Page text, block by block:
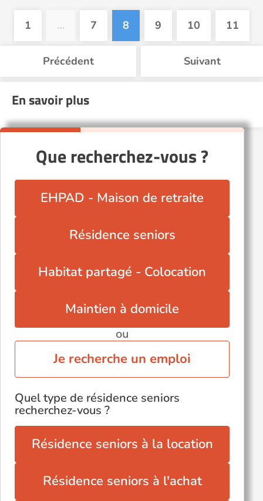
1 … 7 8 9 10 11
Précédent Suivant
En savoir plus
Que recherchez-vous ?
EHPAD - Maison de retraite
Résidence seniors
Habitat partagé - Colocation
Maintien à domicile
ou
Je recherche un emploi
Quel type de résidence seniors
recherchez-vous ?
Résidence seniors à la location
Résidence seniors à l'achat